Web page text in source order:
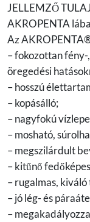
JELLEMZŐ
AKROPENTA
Az
– fokozottan fény-
öregedési
– hosszú
– kopásálló;
– nagyfokú
– mosható,
– megszilárdult
– kitűnő
– rugalmas,
– jó lég- és
–